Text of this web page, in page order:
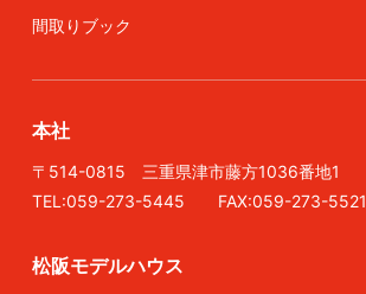
間取りブック
本社
〒514-0815 三重県津市藤方1036番地1
TEL:059-273-5445 FAX:059-273-5521
松阪モデルハウス